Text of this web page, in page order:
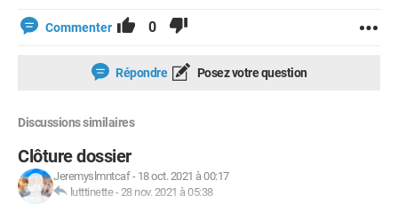
Commenter 0
Répondre Posez votre question
Discussions similaires
Clôture dossier
Jeremyslmntcaf- 18 oct. 2021 à 00:17
lutttinette-28 nov. 2021 à 05:38